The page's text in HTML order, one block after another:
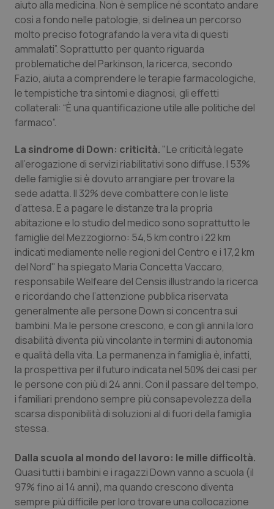
Puglia
Sardegna
Sicilia
Toscana
Valle D’Aosta
Veneto
Malattie rare
Malattia di Crohn & Rettocolite Ulcerosa
Neuroscienze & patologie neurodegenerative
Obesità
Oncodermatologia
Oncoematologia
Oncologia & Nutrizione
Psoriasi & pelle
Quotidiano Cardiologia
Quotidiano Chirurgia
Quotidiano Oncologia
Quotidiano Pediatria
Rene & patologie urogenitali
Salute orale & impianti
Sangue & coagulazione
aiuto alla medicina. Non è semplice né scontato andare
così a fondo nelle patologie, si delinea un percorso
molto preciso fotografando la vera vita di questi
ammalati”. Soprattutto per quanto riguarda
problematiche del Parkinson, la ricerca, secondo
Fazio, aiuta a comprendere le terapie farmacologiche,
le tempistiche tra sintomi e diagnosi, gli effetti
collaterali: “È una quantificazione utile alle politiche del
farmaco”.
La sindrome di Down: criticità. "Le criticità legate
all’erogazione di servizi riabilitativi sono diffuse. I 53%
delle famiglie si è dovuto arrangiare per trovare la
sede adatta. Il 32% deve combattere con le liste
d’attesa. E a pagare le distanze tra la propria
abitazione e lo studio del medico sono soprattutto le
famiglie del Mezzogiorno: 54,5 km contro i 22 km
indicati mediamente nelle regioni del Centro e i 17,2 km
del Nord" ha spiegato Maria Concetta Vaccaro,
responsabile Welfeare del Censis illustrando la ricerca
e ricordando che l’attenzione pubblica riservata
generalmente alle persone Down si concentra sui
bambini. Ma le persone crescono, e con gli anni la loro
disabilità diventa più vincolante in termini di autonomia
e qualità della vita. La permanenza in famiglia è, infatti,
la prospettiva per il futuro indicata nel 50% dei casi per
le persone con più di 24 anni. Con il passare del tempo,
i familiari prendono sempre più consapevolezza della
scarsa disponibilità di soluzioni al di fuori della famiglia
stessa.
Dalla scuola al mondo del lavoro: le mille difficoltà.
Quasi tutti i bambini e i ragazzi Down vanno a scuola (il
97% fino ai 14 anni), ma quando crescono diventa
sempre più difficile per loro trovare una collocazione